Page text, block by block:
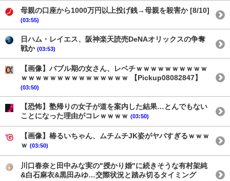
母親の口座から1000万円以上投げ銭→母親を殺害か [8/10]
(03:55)
日ハム・レイエス、阪神楽天読売DeNAオリックスの争奪
戦か (03:53)
【画像】バブル期の女さん、レベチｗｗｗｗｗｗｗｗｗｗ
ｗｗｗｗｗｗｗｗｗｗｗｗｗｗｗ 【Pickup08082847】
(03:50)
【恐怖】塾帰りの女子が道を案内した結果…とんでもない
ことになった理由がコレｗｗｗｗ (03:50)
【画像】椿るいちゃん、ムチムチJK姿がヤバすぎるｗｗｗ
ｗ (03:50)
川口春奈と田中みな実の"授かり婚"に続きそうな有村架純
&白石麻衣&黒田みゆ…交際状況と踏み切るタイミング